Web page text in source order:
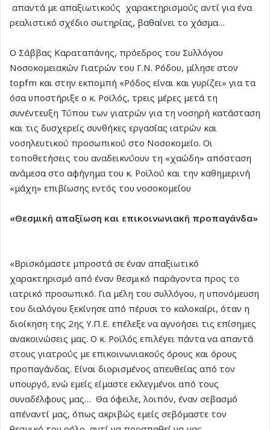
απαντά με απαξιωτικούς χαρακτηρισμούς αντί για ένα
ρεαλιστικό σχέδιο σωτηρίας, βαθαίνει το χάσμα…
Ο Σάββας Καραταπάνης, πρόεδρος του Συλλόγου
Νοσοκομειακών Γιατρών του Γ.Ν. Ρόδου, μίλησε στον
topfm και στην εκπομπή «Ρόδος είναι και γυρίζει» για τα
όσα υποστήριξε ο κ. Ροϊλός, τρεις μέρες μετά τη
συνέντευξη Τύπου των γιατρών για τη νοσηρή κατάσταση
και τις δυσχερείς συνθήκες εργασίας ιατρών και
νοσηλευτικού προσωπικού στο Νοσοκομείο. Οι
τοποθετήσεις του αναδεικνύουν τη «χαώδη» απόσταση
ανάμεσα στο αφήγημα του κ. Ροϊλού και την καθημερινή
«μάχη» επιβίωσης εντός του νοσοκομείου
«Θεσμική απαξίωση και επικοινωνιακή προπαγάνδα»
«Βρισκόμαστε μπροστά σε έναν απαξιωτικό
χαρακτηρισμό από έναν θεσμικό παράγοντα προς το
ιατρικό προσωπικό. Για μέλη του συλλόγου, η υπονόμευση
του διαλόγου ξεκίνησε από πέρυσι το καλοκαίρι, όταν η
διοίκηση της 2ης Υ.Π.Ε. επέλεξε να αγνοήσει τις επίσημες
ανακοινώσεις μας. Ο κ. Ροϊλός επιλέγει πάντα να απαντά
στους γιατρούς με επικοινωνιακούς όρους και όρους
προπαγάνδας. Είναι διορισμένος απευθείας από τον
υπουργό, ενώ εμείς είμαστε εκλεγμένοι από τους
συναδέλφους μας… Θα όφειλε, λοιπόν, έναν σεβασμό
απέναντί μας, όπως ακριβώς εμείς σεβόμαστε τον